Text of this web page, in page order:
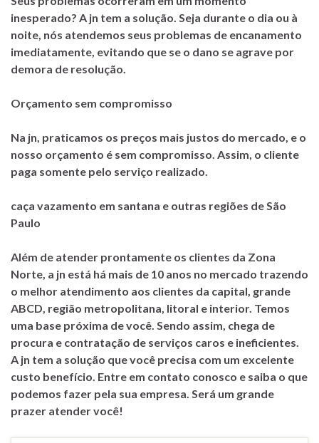
inesperado? A jn tem a solução. Seja durante o dia ou à
noite, nós atendemos seus problemas de encanamento
imediatamente, evitando que se o dano se agrave por
demora de resolução.
Orçamento sem compromisso
Na jn, praticamos os preços mais justos do mercado, e o
nosso orçamento é sem compromisso. Assim, o cliente
paga somente pelo serviço realizado.
caça vazamento em santana e outras regiões de São
Paulo
Além de atender prontamente os clientes da Zona
Norte, a jn está há mais de 10 anos no mercado trazendo
o melhor atendimento aos clientes da capital, grande
ABCD, região metropolitana, litoral e interior. Temos
uma base próxima de você. Sendo assim, chega de
procura e contratação de serviços caros e ineficientes.
A jn tem a solução que você precisa com um excelente
custo benefício. Entre em contato conosco e saiba o que
podemos fazer pela sua empresa. Será um grande
prazer atender você!